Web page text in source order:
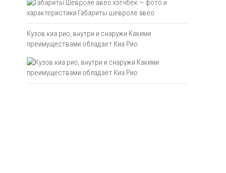
Кузов киа рио, внутри и снаружи Какими
преимуществами обладает Киа Рио